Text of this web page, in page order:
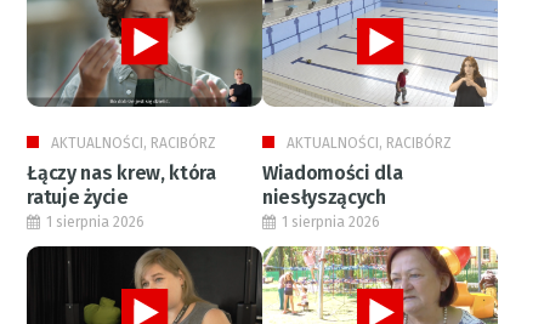
AKTUALNOŚCI, RACIBÓRZ
Łączy nas krew, która
ratuje życie
AKTUALNOŚCI, RACIBÓRZ
Wiadomości dla
niesłyszących
1 sierpnia 2026 1 sierpnia 2026